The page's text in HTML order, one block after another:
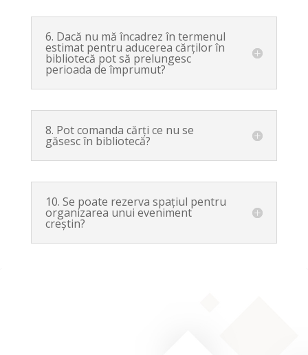
6. Dacă nu mă încadrez în termenul
estimat pentru aducerea cărților în
bibliotecă pot să prelungesc
perioada de împrumut?
8. Pot comanda cărți ce nu se
găsesc în bibliotecă?
10. Se poate rezerva spațiul pentru
organizarea unui eveniment
creștin?